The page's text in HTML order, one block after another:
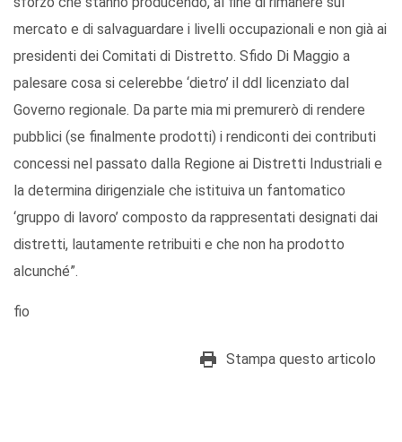
mercato e di salvaguardare i livelli occupazionali e non già ai
presidenti dei Comitati di Distretto. Sfido Di Maggio a
palesare cosa si celerebbe ‘dietro’ il ddl licenziato dal
Governo regionale. Da parte mia mi premurerò di rendere
pubblici (se finalmente prodotti) i rendiconti dei contributi
concessi nel passato dalla Regione ai Distretti Industriali e
la determina dirigenziale che istituiva un fantomatico
‘gruppo di lavoro’ composto da rappresentati designati dai
distretti, lautamente retribuiti e che non ha prodotto
alcunché”.
fio
Stampa questo articolo